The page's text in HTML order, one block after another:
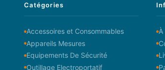
Catégories
Accessoires et Consommables
Appareils Mesures
Equipements De Sécurité
Outillage Electroportatif